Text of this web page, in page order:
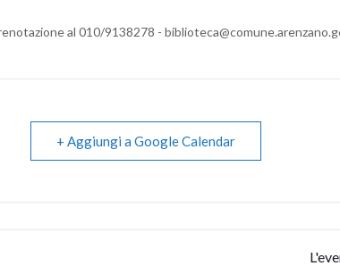
al 010/9138278 -
+ Aggiungi a Google Calendar